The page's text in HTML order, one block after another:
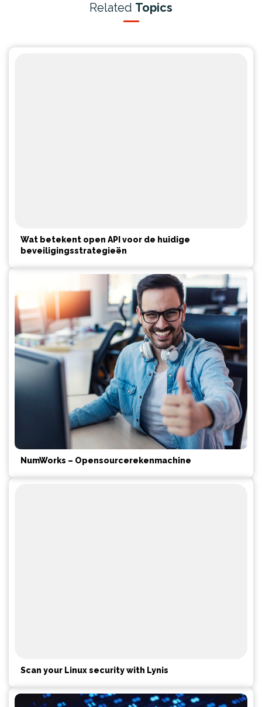
Related Topics
Wat betekent open API voor de huidige
beveiligingsstrategieën
NumWorks – Opensourcerekenmachine
Scan your Linux security with Lynis